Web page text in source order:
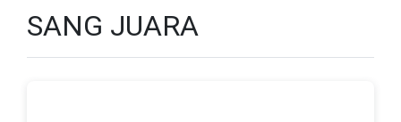
SANG JUARA